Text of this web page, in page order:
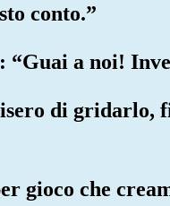
conto.”
“Guai a noi!
di gridarlo,
gioco che